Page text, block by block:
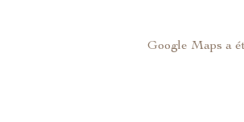
Google Maps a